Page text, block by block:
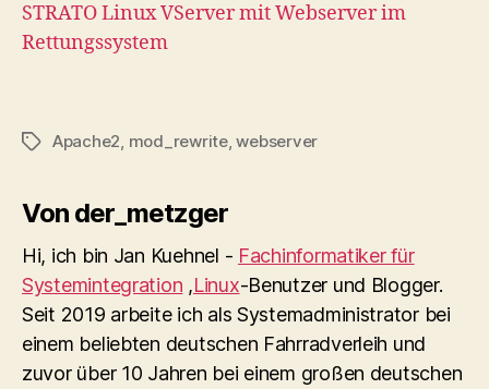
STRATO Linux VServer mit Webserver im
Rettungssystem
Schlagwörter
Apache2, mod_rewrite,webserver
Von der_metzger
Hi, ich bin Jan Kuehnel - Fachinformatiker für
Systemintegration ,Linux-Benutzer und Blogger.
Seit 2019 arbeite ich als Systemadministrator bei
einem beliebten deutschen Fahrradverleih und
zuvor über 10 Jahren bei einem großen deutschen